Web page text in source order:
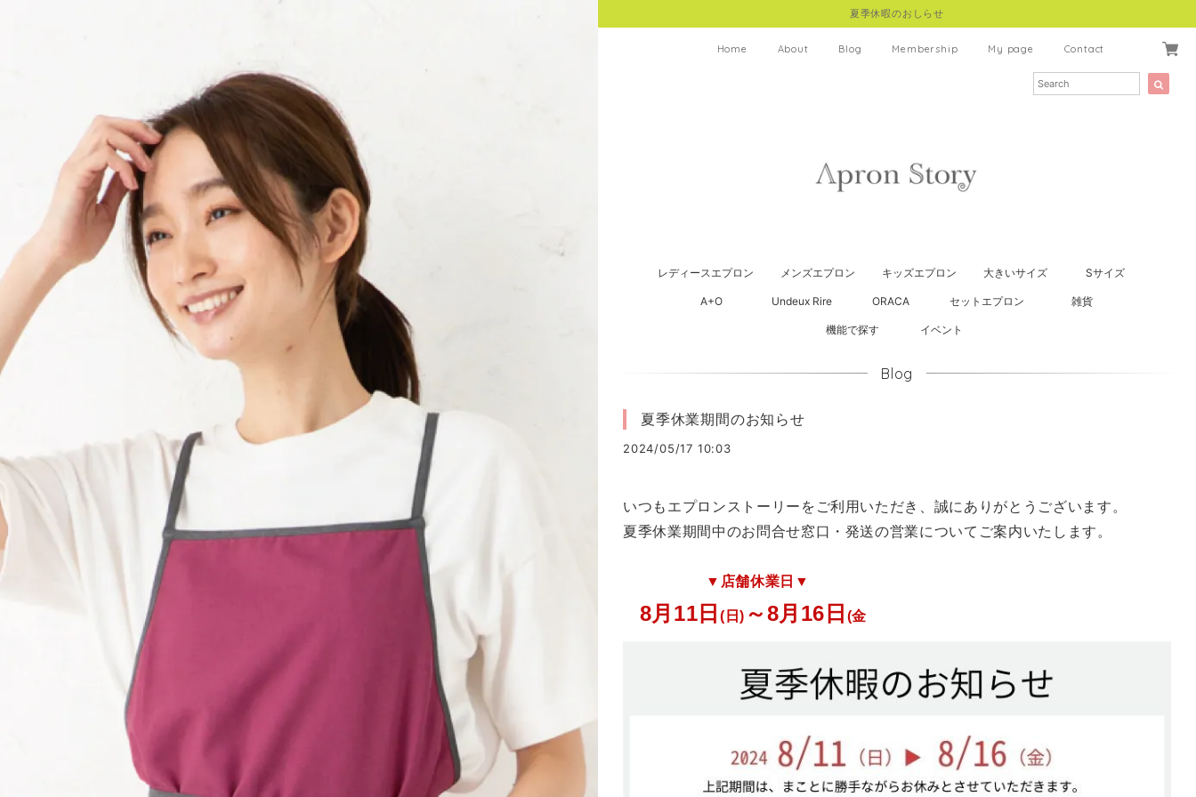
夏季休暇のおしらせ
Home About Blog Membership My page Contact
レディースエプロン メンズエプロン キッズエプロン 大きいサイズ Sサイズ
A+O Undeux Rire ORACA セットエプロン 雑貨
機能で探す イベント
Blog
夏季休業期間のお知らせ
2024/05/17 10:03
いつもエプロンストーリーをご利用いただき、誠にありがとうございます。
夏季休業期間中のお問合せ窓口・発送の営業についてご案内いたします。
▼店舗休業日▼
8月11日 (日) ～8月16日 (金